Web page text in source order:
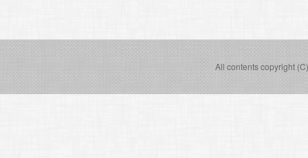
All contents copyright